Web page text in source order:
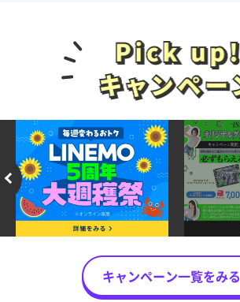
キャンペーン一覧をみる